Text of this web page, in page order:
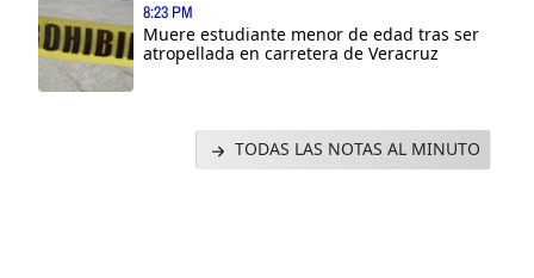
8:23 PM
Muere estudiante menor de edad tras ser
atropellada en carretera de Veracruz
TODAS LAS NOTAS AL MINUTO